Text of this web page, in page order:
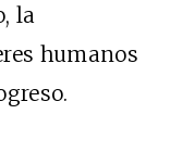
la
humanos